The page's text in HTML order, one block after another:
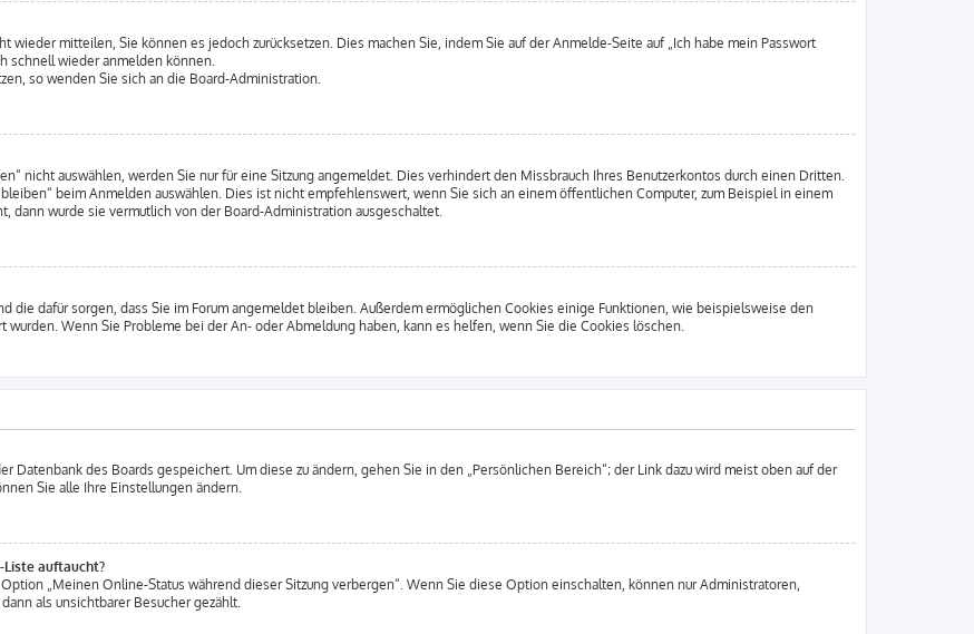
wieder mitteilen, Sie können es jedoch zurücksetzen. Dies machen Sie, indem Sie auf der Anmelde-Seite auf „Ich habe mein Passwort
schnell wieder anmelden können.
so wenden Sie sich an die Board-Administration.
nicht auswählen, werden Sie nur für eine Sitzung angemeldet. Dies verhindert den Missbrauch Ihres Benutzerkontos durch einen Dritten.
beim Anmelden auswählen. Dies ist nicht empfehlenswert, wenn Sie sich an einem öffentlichen Computer, zum Beispiel in einem
dann wurde sie vermutlich von der Board-Administration ausgeschaltet.
die dafür sorgen, dass Sie im Forum angemeldet bleiben. Außerdem ermöglichen Cookies einige Funktionen, wie beispielsweise den
Wenn Sie Probleme bei der An- oder Abmeldung haben, kann es helfen, wenn Sie die Cookies löschen.
des Boards gespeichert. Um diese zu ändern, gehen Sie in den „Persönlichen Bereich“; der Link dazu wird meist oben auf der
Sie alle Ihre Einstellungen ändern.
Liste auftaucht?
„Meinen Online-Status während dieser Sitzung verbergen“. Wenn Sie diese Option einschalten, können nur Administratoren,
als unsichtbarer Besucher gezählt.